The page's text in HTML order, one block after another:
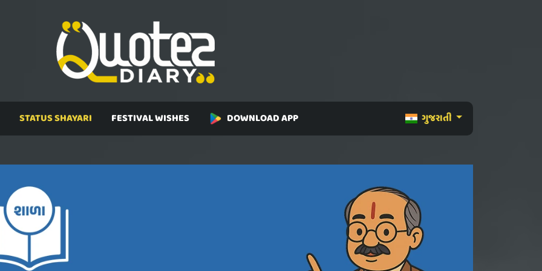
ગુજરાતી
STATUS SHAYARI FESTIVAL WISHES DOWNLOAD APP